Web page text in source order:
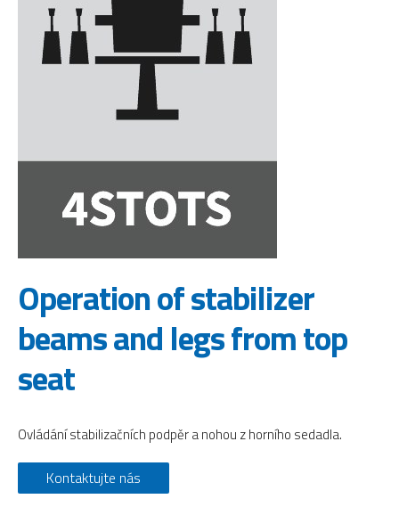
Operation of stabilizer
beams and legs from top
seat
Ovládání stabilizačních podpěr a nohou z horního sedadla.
Kontaktujte nás